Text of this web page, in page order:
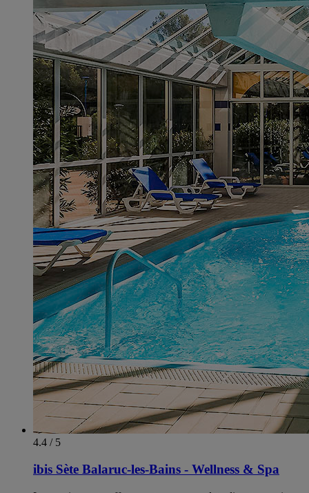
4.4 / 5
ibis Sète Balaruc-les-Bains - Wellness & Spa